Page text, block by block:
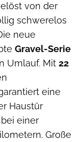
von der
schwerelos
neue
Gravel-Serie
Umlauf. Mit 22
eine
Haustür
einer
Große